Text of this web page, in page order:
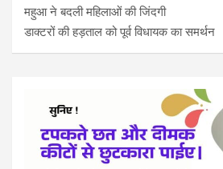
महुआ ने बदली महिलाओं की जिंदगी
डाक्टरों की हड़ताल को पूर्व विधायक का समर्थन